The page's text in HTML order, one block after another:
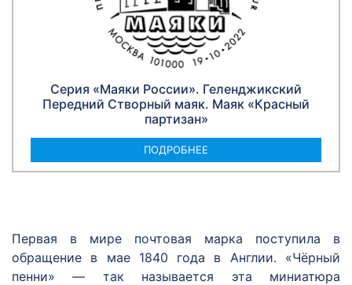
Серия «Маяки России». Геленджикский
Передний Створный маяк. Маяк «Красный
партизан»
ПОДРОБНЕЕ
Первая в мире почтовая марка поступила в
обращение в мае 1840 года в Англии. «Чёрный
пенни» — так называется эта миниатюра